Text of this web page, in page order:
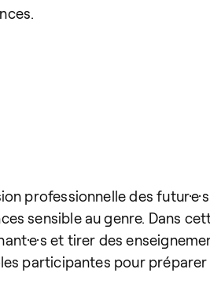
des futur·e·s
sensible au genre. Dans
et tirer des
participantes pour